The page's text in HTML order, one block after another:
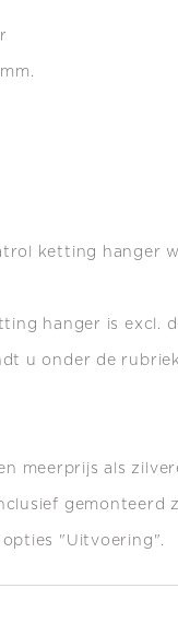
ketting hanger
hanger is excl.
u onder de
meerprijs als
gemonteerd
"Uitvoering".